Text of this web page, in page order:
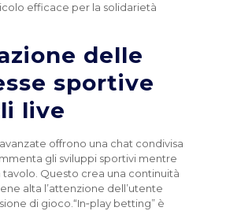
efficace per la solidarietà
delle
sportive
live
offrono una chat condivisa
gli sviluppi sportivi mentre
Questo crea una continuità
alta l’attenzione dell’utente
di gioco.“In‑play betting” è